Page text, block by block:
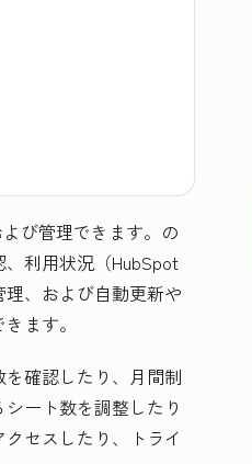
び管理できます。 の
利用状況（HubSpot
、および自動更新や
ます。
確認したり、月間制
ート数を調整したり
セスしたり、トライ